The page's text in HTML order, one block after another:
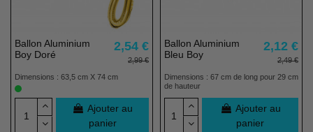
Ballon Aluminium
Boy Doré
2,54 €
2,99 €
Dimensions : 63,5 cm X 74 cm
Ajouter au
panier
Ballon Aluminium
Bleu Boy
2,12 €
2,49 €
Dimensions : 67 cm de long pour 29 cm
de hauteur
Ajouter au
panier